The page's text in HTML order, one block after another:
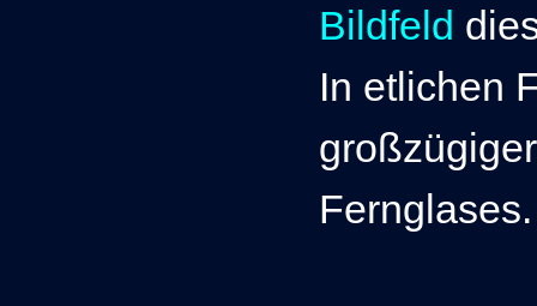
Bildfeld
In etlichen
Fernglases.